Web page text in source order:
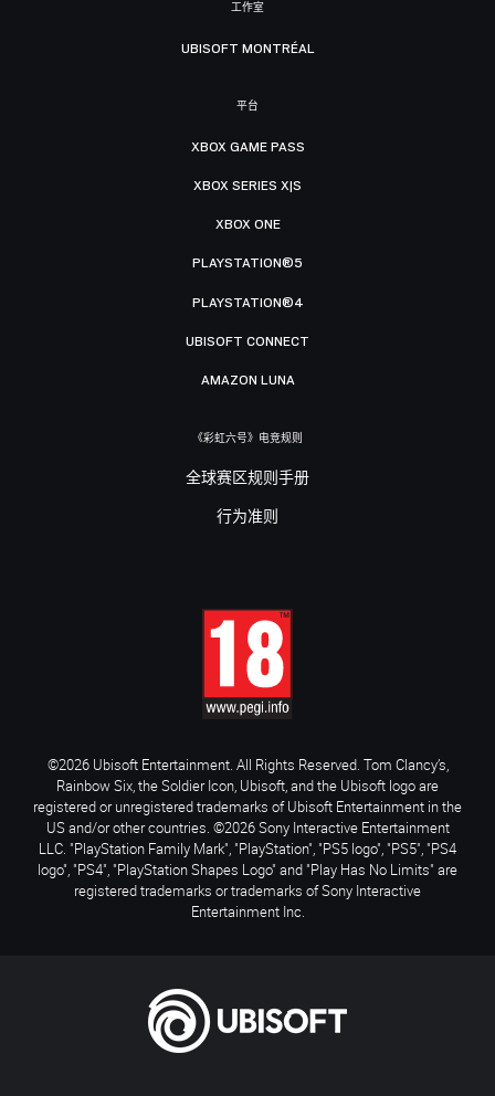
工作室
UBISOFT MONTRÉAL
平台
XBOX GAME PASS
XBOX SERIES X|S
XBOX ONE
PLAYSTATION®5
PLAYSTATION®4
UBISOFT CONNECT
AMAZON LUNA
《彩虹六号》电竞规则
全球赛区规则手册
行为准则
©2026 Ubisoft Entertainment. All Rights Reserved. Tom Clancy’s,
Rainbow Six, the Soldier Icon, Ubisoft, and the Ubisoft logo are
registered or unregistered trademarks of Ubisoft Entertainment in the
US and/or other countries. ©2026 Sony Interactive Entertainment
LLC. "PlayStation Family Mark", "PlayStation", "PS5 logo", "PS5", "PS4
logo", "PS4", "PlayStation Shapes Logo" and "Play Has No Limits" are
registered trademarks or trademarks of Sony Interactive
Entertainment Inc.